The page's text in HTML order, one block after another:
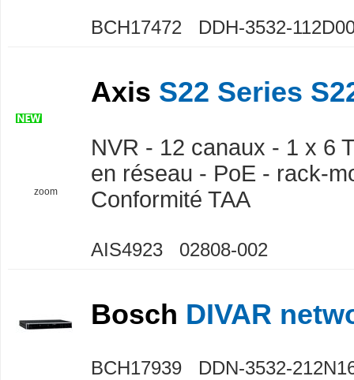
BCH17472 DDH-3532-
zoom
Axis S22 Series
NVR - 12 canaux - 1 x 6
en réseau - PoE - rack-
Conformité TAA
AIS4923 02808-002
Bosch DIVAR
BCH17939 DDN-3532-